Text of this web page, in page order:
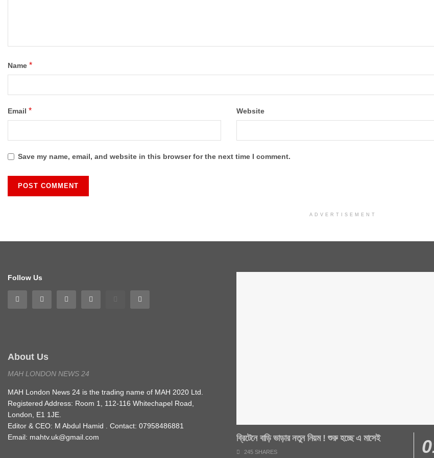
Name *
Email * Website
Save my name, email, and website in this browser for the next time I comment.
ADVERTISEMENT
Follow Us
About Us
MAH LONDON NEWS 24
MAH London News 24 is the trading name of MAH 2020 Ltd.
Registered Address: Room 1, 112-116 Whitechapel Road,
London, E1 1JE.
Editor & CEO: M Abdul Hamid . Contact: 07958486881
Email: mahtv.uk@gmail.com
ব্রিটেনে বাড়ি ভাড়ার নতুন নিয়ম ! শুরু হচ্ছে এ মাসেই
245 SHARES